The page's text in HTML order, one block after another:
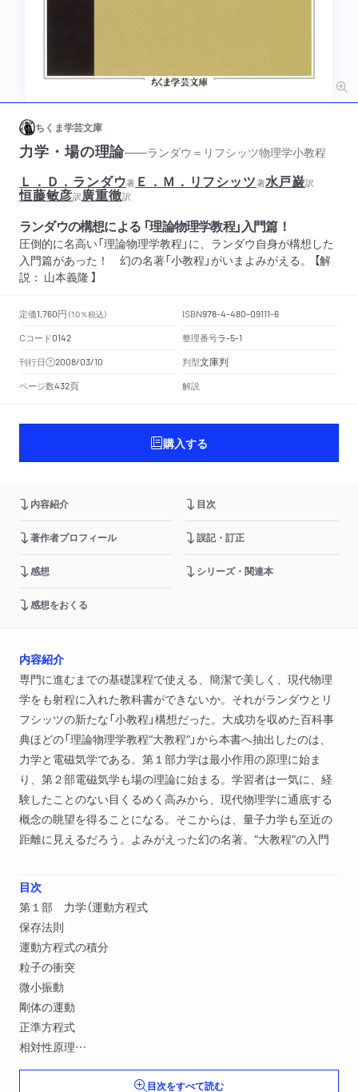
ちくま学芸文庫
力学・場の理論——ランダウ＝リフシッツ物理学小教程
Ｌ．Ｄ．ランダウ著 Ｅ．Ｍ．リフシッツ著水戸巌訳
恒藤敏彦訳廣重徹訳
ランダウの構想による 「理論物理学教程」入門篇！
圧倒的に名高い「理論物理学教程」に、ランダウ自身が構想した
入門篇があった！ 幻の名著「小教程」がいまよみがえる。 【解
説： 山本義隆 】
定価1,760円 （10％税込） ISBN978-4-480-09111-6
Cコード0142 整理番号ラ-5-1
刊行日 2008/03/10 判型文庫判
ページ数432頁 解説
購入する
内容紹介 目次
著作者プロフィール 誤記・訂正
感想 シリーズ・関連本
感想をおくる
内容紹介
専門に進むまでの基礎課程で使える、簡潔で美しく、現代物理
学をも射程に入れた教科書ができないか。それがランダウとリ
フシッツの新たな「小教程」構想だった。大成功を収めた百科事
典ほどの「理論物理学教程“大教程”」から本書へ抽出したのは、
力学と電磁気学である。第１部力学は最小作用の原理に始ま
り、第２部電磁気学も場の理論に始まる。学習者は一気に、経
験したことのない目くるめく高みから、現代物理学に通底する
概念の眺望を得ることになる。そこからは、量子力学も至近の
距離に見えるだろう。よみがえった幻の名著。“大教程”の入門
目次
第１部 力学（運動方程式
保存法則
運動方程式の積分
粒子の衝突
微小振動
剛体の運動
正準方程式
相対性原理
相対論的力学）
第２部 電磁気学（場のなかの電荷
目次をすべて読む